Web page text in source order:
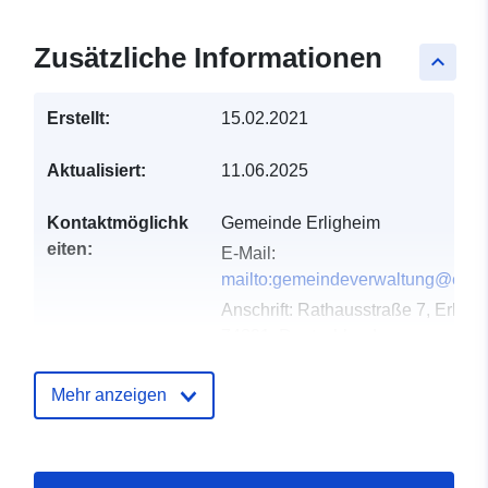
keyboard_arrow_up
Zusätzliche Informationen
Erstellt: 15.02.2021
Aktualisiert: 11.06.2025
Kontaktmöglichk
eiten:
Gemeinde Erligheim
E-Mail:
Anschrift: Rathausstraße 7,
Verzeichnis der
Aktualisiert auf data.europa.eu:
Mehr anzeigen